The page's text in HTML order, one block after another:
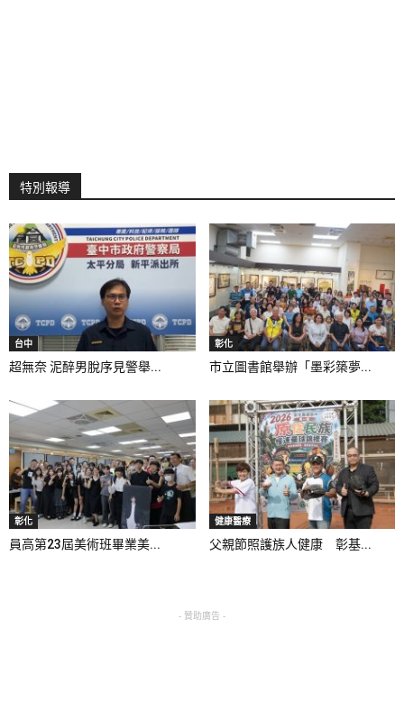
特別報導
台中
超無奈 泥醉男脫序見警舉...
彰化
市立圖書館舉辦「墨彩築夢...
彰化
員高第23屆美術班畢業美...
健康醫療
父親節照護族人健康 彰基...
- 贊助廣告 -